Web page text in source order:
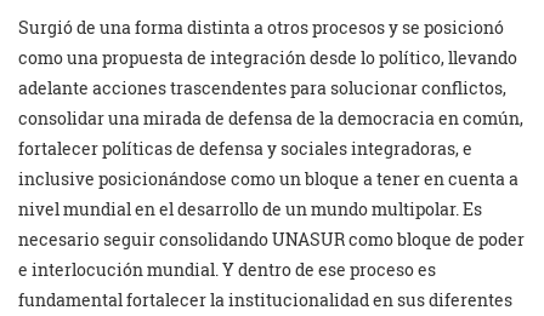
Surgió de una forma distinta a otros procesos y se posicionó
como una propuesta de integración desde lo político, llevando
adelante acciones trascendentes para solucionar conflictos,
consolidar una mirada de defensa de la democracia en común,
fortalecer políticas de defensa y sociales integradoras, e
inclusive posicionándose como un bloque a tener en cuenta a
nivel mundial en el desarrollo de un mundo multipolar. Es
necesario seguir consolidando UNASUR como bloque de poder
e interlocución mundial. Y dentro de ese proceso es
fundamental fortalecer la institucionalidad en sus diferentes